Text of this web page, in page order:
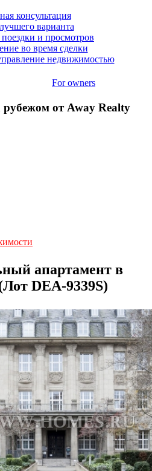
консультация
варианта
и просмотров
во время сделки
недвижимостью
For owners
от Away Realty
апартамент в
DEA-9339S)